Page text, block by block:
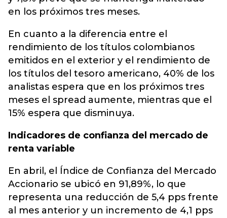
en los próximos tres meses.
En cuanto a la diferencia entre el
rendimiento de los títulos colombianos
emitidos en el exterior y el rendimiento de
los títulos del tesoro americano, 40% de los
analistas espera que en los próximos tres
meses el spread aumente, mientras que el
15% espera que disminuya.
Indicadores de confianza del mercado de
renta variable
En abril, el Índice de Confianza del Mercado
Accionario se ubicó en 91,89%, lo que
representa una reducción de 5,4 pps frente
al mes anterior y un incremento de 4,1 pps